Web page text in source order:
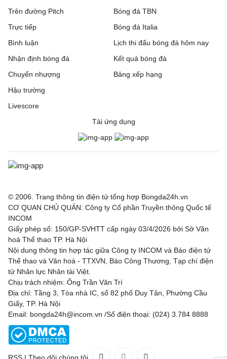
Trên đường Pitch
Trực tiếp
Bóng đá TBN
Bóng đá Italia
Bình luận
Nhận định bóng đá
Chuyển nhượng
Hậu trường
Livescore
Lịch thi đấu bóng đá hôm nay
Kết quả bóng đá
Bảng xếp hạng
Tải ứng dụng
© 2006. Trang thông tin điện tử tổng hợp Bongda24h.vn
CƠ QUAN CHỦ QUẢN: Công ty Cổ phần Truyền thông Quốc tế
INCOM
Giấy phép số: 150/GP-SVHTT cấp ngày 03/4/2026 bởi Sở Văn
hoá Thể thao TP. Hà Nội
Nội dung thông tin hợp tác giữa Công ty INCOM và Báo điện tử
Thể thao và Văn hoá - TTXVN, Báo Công Thương, Tạp chí điện
tử Nhân lực Nhân tài Việt.
Chịu trách nhiệm: Ông Trần Văn Trí
Địa chỉ: Tầng 3, Tòa nhà IC, số 82 phố Duy Tân, Phường Cầu
Giấy, TP. Hà Nội
Email: bongda24h@incom.vn /Số điện thoại: (024) 3.784 8888